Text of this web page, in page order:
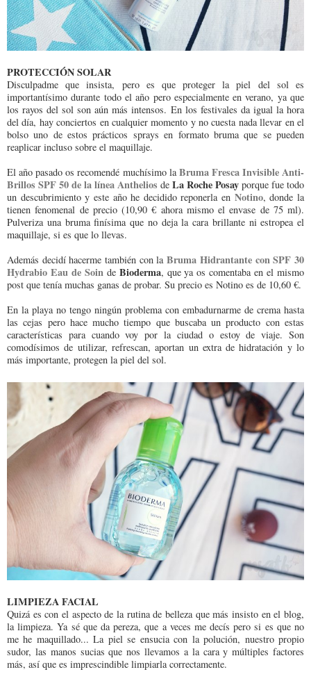
PROTECCIÓN SOLAR
Disculpadme que insista, pero es que proteger la piel del sol es
importantísimo durante todo el año pero especialmente en verano, ya que
los rayos del sol son aún más intensos. En los festivales da igual la hora
del día, hay conciertos en cualquier momento y no cuesta nada llevar en el
bolso uno de estos prácticos sprays en formato bruma que se pueden
reaplicar incluso sobre el maquillaje.
El año pasado os recomendé muchísimo laBruma Fresca Invisible Anti-
Brillos SPF 50 de la línea Anthelios de La Roche Posay porque fue todo
un descubrimiento y este año he decidido reponerla en Notino, donde la
tienen fenomenal de precio (10,90 € ahora mismo el envase de 75 ml).
Pulveriza una bruma finísima que no deja la cara brillante ni estropea el
maquillaje, si es que lo llevas.
Además decidí hacerme también con laBruma Hidrantante con SPF 30
Hydrabio Eau de Soinde Bioderma, que ya os comentaba en el mismo
post que tenía muchas ganas de probar. Su precio es Notino es de 10,60 €.
En la playa no tengo ningún problema con embadurnarme de crema hasta
las cejas pero hace mucho tiempo que buscaba un producto con estas
características para cuando voy por la ciudad o estoy de viaje. Son
comodísimos de utilizar, refrescan, aportan un extra de hidratación y lo
más importante, protegen la piel del sol.
LIMPIEZA FACIAL
Quizá es con el aspecto de la rutina de belleza que más insisto en el blog,
la limpieza. Ya sé que da pereza, que a veces me decís pero si es que no
me he maquillado... La piel se ensucia con la polución, nuestro propio
sudor, las manos sucias que nos llevamos a la cara y múltiples factores
más, así que es imprescindible limpiarla correctamente.